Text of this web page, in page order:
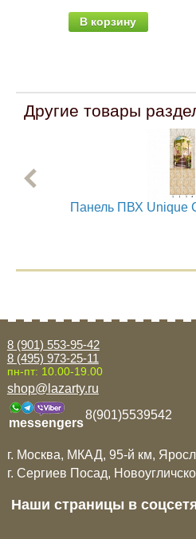
В корзину
Другие товары
Панель ПВХ Unique
8 (901) 553-95-42
8 (495) 973-25-11
пн-пт: 10.00-19.00
shop@lazarty.ru
messengers
8(901)5539542
г. Москва, МКАД, 95-й км,
г. Сергиев Посад,
Наши страницы в